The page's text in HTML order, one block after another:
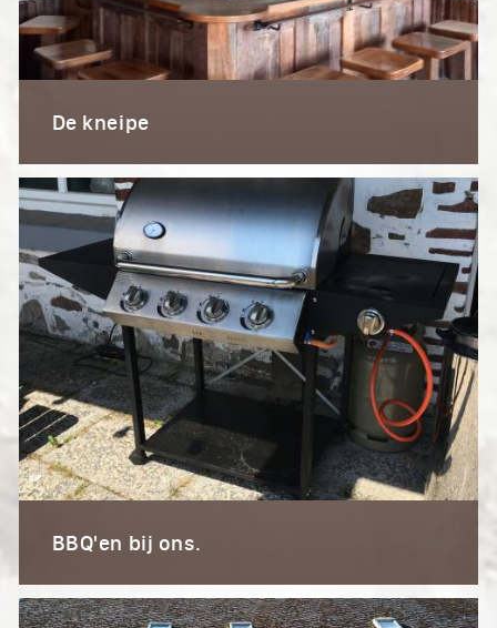
De kneipe
BBQ'en bij ons.